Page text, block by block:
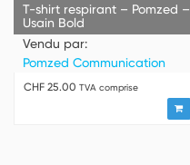
T-shirt respirant – Pomzed –
Usain Bold
Vendu par:
Pomzed Communication
CHF 25.00 TVA comprise